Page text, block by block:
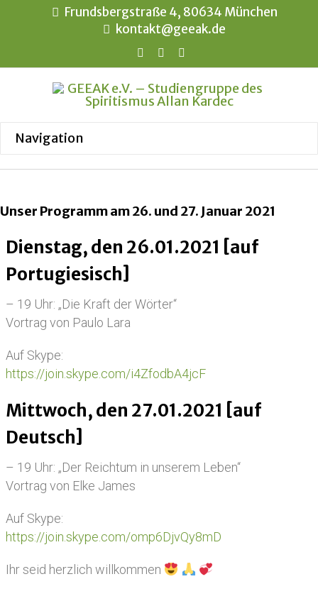
Frundsbergstraße 4, 80634 München
kontakt@geeak.de
Unser Programm am 26. und 27. Januar 2021
Dienstag, den 26.01.2021 [auf
Portugiesisch]
– 19 Uhr: „Die Kraft der Wörter“
Vortrag von Paulo Lara
Auf Skype:
https://join.skype.com/i4ZfodbA4jcF
Mittwoch, den 27.01.2021 [auf
Deutsch]
– 19 Uhr: „Der Reichtum in unserem Leben“
Vortrag von Elke James
Auf Skype:
https://join.skype.com/omp6DjvQy8mD
Ihr seid herzlich willkommen